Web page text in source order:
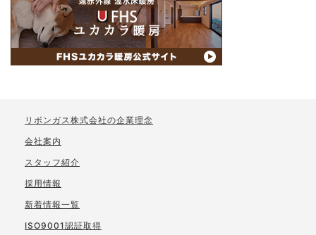
リボンガス株式会社の企業理念
会社案内
スタッフ紹介
採用情報
新着情報一覧
ISO9001認証取得